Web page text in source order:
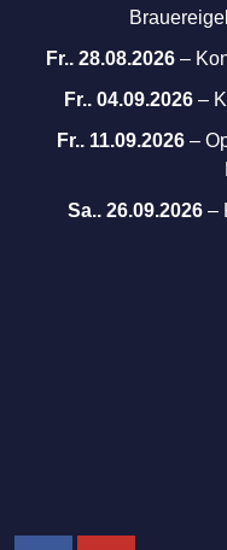
Fr.. 28.08.2026–
Fr.. 04.09.2026 –
Fr.. 11.09.2026–
Sa.. 26.09.2026 –